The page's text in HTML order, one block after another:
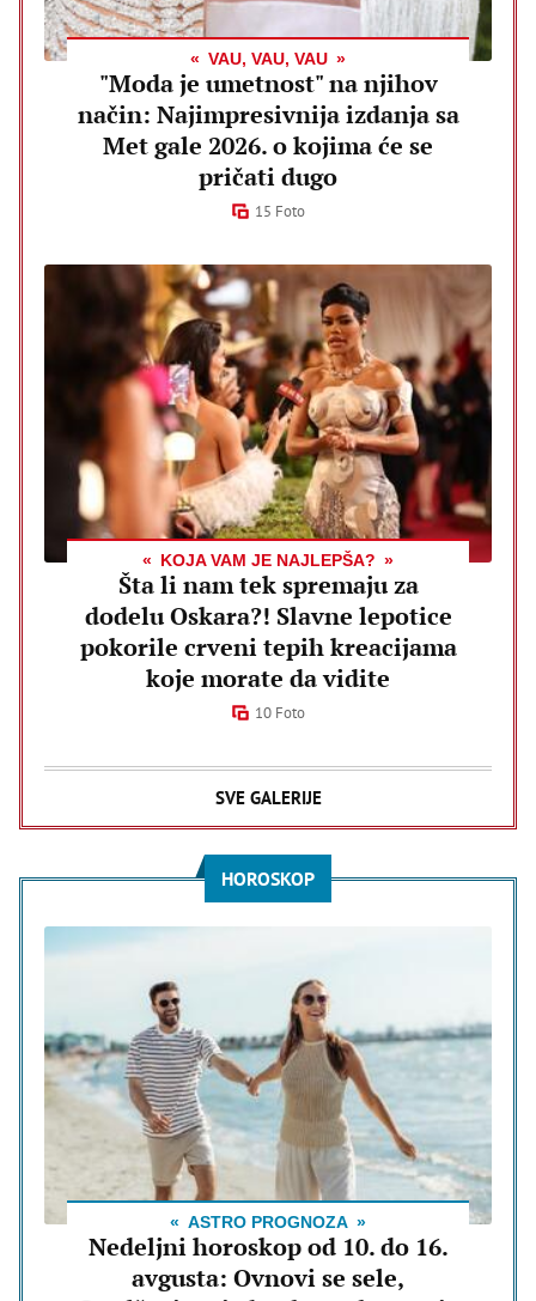
VAU, VAU, VAU
"Moda je umetnost" na njihov
način: Najimpresivnija izdanja sa
Met gale 2026. o kojima će se
pričati dugo
15 Foto
KOJA VAM JE NAJLEPŠA?
Šta li nam tek spremaju za
dodelu Oskara?! Slavne lepotice
pokorile crveni tepih kreacijama
koje morate da vidite
10 Foto
SVE GALERIJE
HOROSKOP
ASTRO PROGNOZA
Nedeljni horoskop od 10. do 16.
avgusta: Ovnovi se sele,